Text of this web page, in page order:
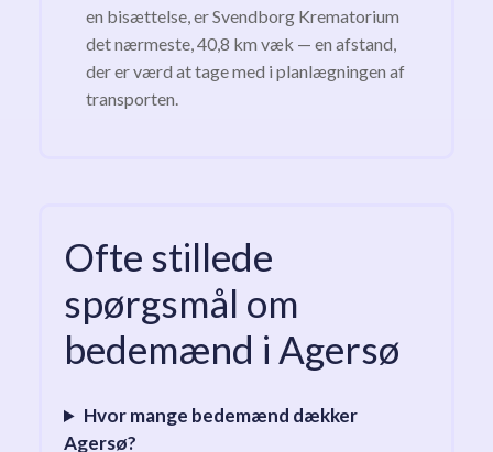
en bisættelse, er Svendborg Krematorium
det nærmeste, 40,8 km væk — en afstand,
der er værd at tage med i planlægningen af
transporten.
Ofte stillede
spørgsmål om
bedemænd i Agersø
Hvor mange bedemænd dækker
Agersø?